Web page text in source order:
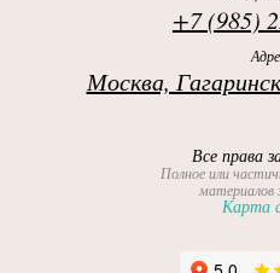
+7 (985)
Москва,
Все права
Полное или
материалов
Карта